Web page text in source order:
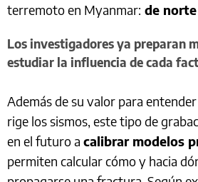
terremoto en Myanmar: de
Los investigadores ya preparan
estudiar la influencia de cada
Además de su valor para
rige los sismos, este tipo de
en el futuro a calibrar modelos
permiten calcular cómo y hacia